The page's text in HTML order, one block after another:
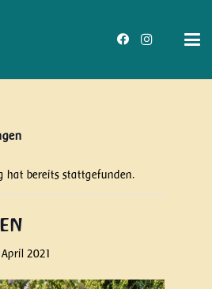
hat bereits stattgefunden.
April 2021